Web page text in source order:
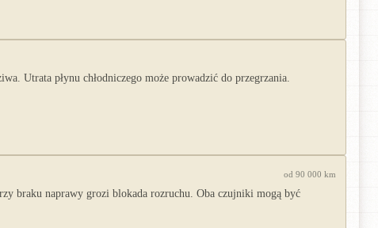
Utrata płynu chłodniczego może prowadzić do przegrzania.
od 90 000 km
braku naprawy grozi blokada rozruchu. Oba czujniki mogą być